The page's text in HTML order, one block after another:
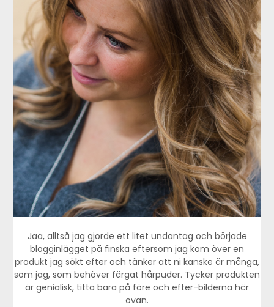
Jaa, alltså jag gjorde ett litet undantag och började
blogginlägget på finska eftersom jag kom över en
produkt jag sökt efter och tänker att ni kanske är många,
som jag, som behöver färgat hårpuder. Tycker produkten
är genialisk, titta bara på före och efter-bilderna här
ovan.